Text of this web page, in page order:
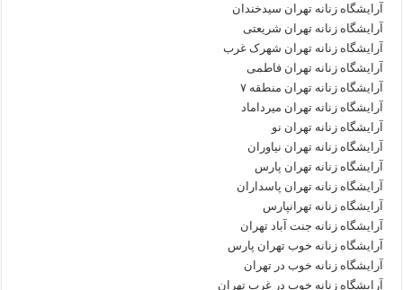
آرایشگاه زنانه تهران سیدخندان
آرایشگاه زنانه تهران شریعتی
آرایشگاه زنانه تهران شهرک غرب
آرایشگاه زنانه تهران فاطمی
آرایشگاه زنانه تهران منطقه ۷
آرایشگاه زنانه تهران میرداماد
آرایشگاه زنانه تهران نو
آرایشگاه زنانه تهران نیاوران
آرایشگاه زنانه تهران پارس
آرایشگاه زنانه تهران پاسداران
آرایشگاه زنانه تهرانپارس
آرایشگاه زنانه جنت آباد تهران
آرایشگاه زنانه خوب تهران پارس
آرایشگاه زنانه خوب در تهران
آرایشگاه زنانه خوب در غرب تهران